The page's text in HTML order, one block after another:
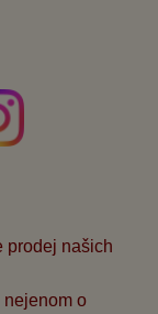
prodej našich
nejenom o